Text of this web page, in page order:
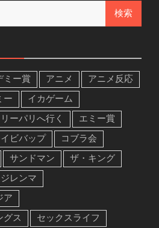
ミー賞 アニメ
アニメ反応
ー
イカゲーム
ーパリへ行く
エミー賞
ビバップ
コブラ会
サンドマン
ザ・キング
レンマ
ア
グス
セックスライフ